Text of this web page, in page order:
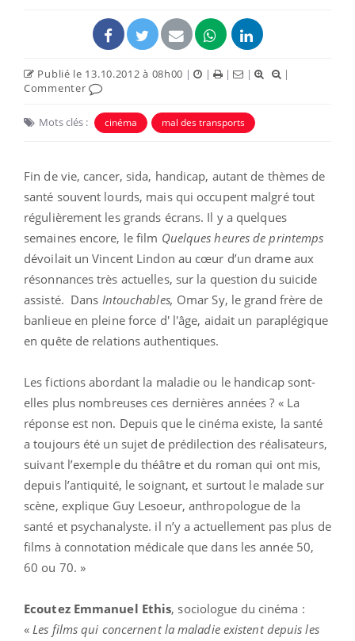
Publié le 13.10.2012 à 08h00 | | | |
|
Commenter
Mots clés : cinéma mal des transports
Fin de vie, cancer, sida, handicap, autant de thèmes de
santé souvent lourds, mais qui occupent malgré tout
régulièrement les grands écrans. Il y a quelques
semaines encore, le film Quelques heures de printemps
dévoilait un Vincent Lindon au cœur d’un drame aux
résonnances très actuelles, sur la question du suicide
assisté. Dans Intouchables, Omar Sy, le grand frère de
banlieue en pleine force d' l'âge, aidait un paraplégique
en quête de relations authentiques.
Les fictions abordant la maladie ou le handicap sont-
elles plus nombreuses ces dernières années ? « La
réponse est non. Depuis que le cinéma existe, la santé
a toujours été un sujet de prédilection des réalisateurs,
suivant l’exemple du théâtre et du roman qui ont mis,
depuis l’antiquité, le soignant, et surtout le malade sur
scène, explique Guy Lesoeur, anthropologue de la
santé et psychanalyste. il n’y a actuellement pas plus de
films à connotation médicale que dans les année 50,
60 ou 70. »
Ecoutez Emmanuel Ethis, sociologue du cinéma :
«Les films qui concernent la maladie existent depuis les